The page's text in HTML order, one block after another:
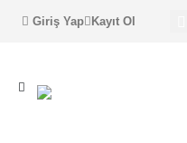
Giriş Yap Kayıt Ol